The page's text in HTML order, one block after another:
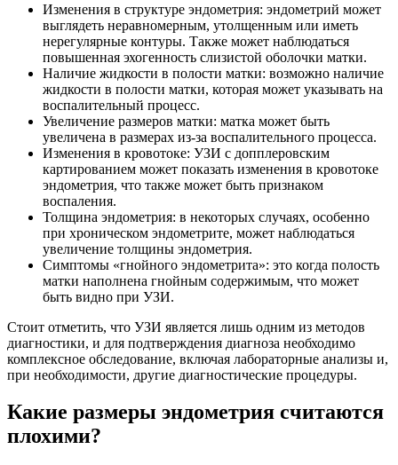
Изменения в структуре эндометрия: эндометрий может
выглядеть неравномерным, утолщенным или иметь
нерегулярные контуры. Также может наблюдаться
повышенная эхогенность слизистой оболочки матки.
Наличие жидкости в полости матки: возможно наличие
жидкости в полости матки, которая может указывать на
воспалительный процесс.
Увеличение размеров матки: матка может быть
увеличена в размерах из-за воспалительного процесса.
Изменения в кровотоке: УЗИ с допплеровским
картированием может показать изменения в кровотоке
эндометрия, что также может быть признаком
воспаления.
Толщина эндометрия: в некоторых случаях, особенно
при хроническом эндометрите, может наблюдаться
увеличение толщины эндометрия.
Симптомы «гнойного эндометрита»: это когда полость
матки наполнена гнойным содержимым, что может
быть видно при УЗИ.
Стоит отметить, что УЗИ является лишь одним из методов
диагностики, и для подтверждения диагноза необходимо
комплексное обследование, включая лабораторные анализы и,
при необходимости, другие диагностические процедуры.
Какие размеры эндометрия считаются
плохими?